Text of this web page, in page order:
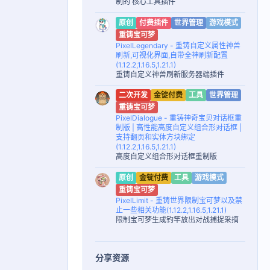
原创 付费插件 世界管理
游戏模式
重铸宝可梦
PixelLegendary - 重铸自定义属性神兽
刷新,可视化界面,自带全神刷新配置
(1.12.2,1.16.5,1.21.1)
重铸自定义神兽刷新服务器端插件
二次开发 金锭付费 工具
世界管理
重铸宝可梦
PixelDialogue - 重铸神奇宝贝对话框重
制版 | 高性能高度自定义组合形对话框 |
支持翻页和实体方块绑定
(1.12.2,1.16.5,1.21.1)
高度自定义组合形对话框重制版
原创 金锭付费 工具
游戏模式
重铸宝可梦
PixelLimit - 重铸世界限制宝可梦以及禁
止一些相关功能(1.12.2,1.16.5,1.21.1)
限制宝可梦生成钓竿放出对战捕捉采摘
分享资源